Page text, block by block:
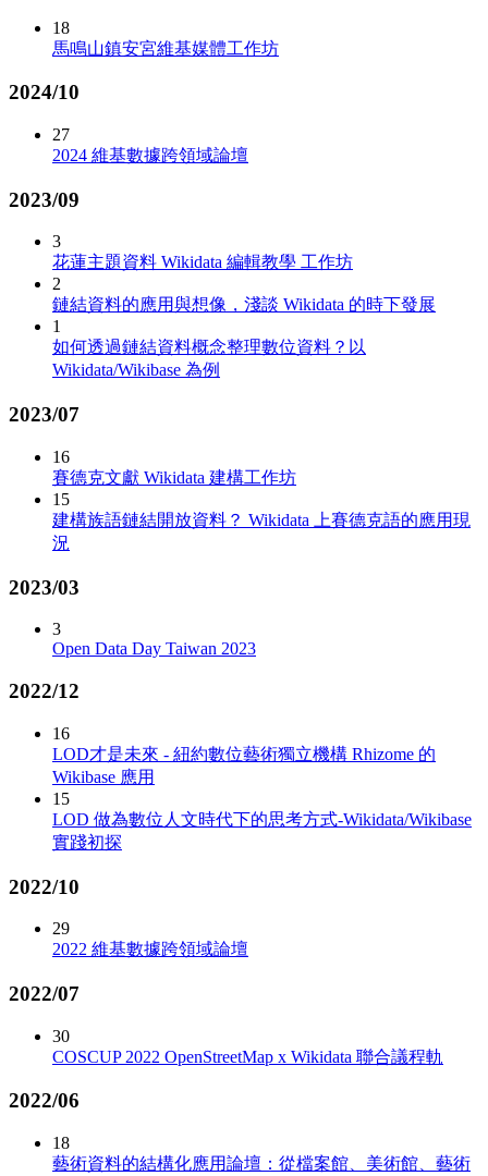
18
馬鳴山鎮安宮維基媒體工作坊
2024/10
27
2024 維基數據跨領域論壇
2023/09
3
花蓮主題資料 Wikidata 編輯教學 工作坊
2
鏈結資料的應用與想像，淺談 Wikidata 的時下發展
1
如何透過鏈結資料概念整理數位資料？以
Wikidata/Wikibase 為例
2023/07
16
賽德克文獻 Wikidata 建構工作坊
15
建構族語鏈結開放資料？ Wikidata 上賽德克語的應用現
況
2023/03
3
Open Data Day Taiwan 2023
2022/12
16
LOD才是未來 - 紐約數位藝術獨立機構 Rhizome 的
Wikibase 應用
15
LOD 做為數位人文時代下的思考方式-Wikidata/Wikibase
實踐初探
2022/10
29
2022 維基數據跨領域論壇
2022/07
30
COSCUP 2022 OpenStreetMap x Wikidata 聯合議程軌
2022/06
18
藝術資料的結構化應用論壇：從檔案館、美術館、藝術